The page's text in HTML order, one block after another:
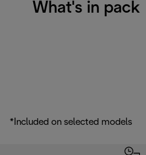
What's in pack
*Included on selected models